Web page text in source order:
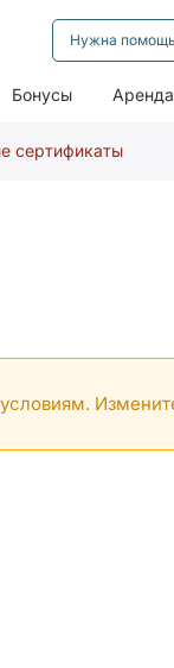
Нужна
Бонусы
сертификаты